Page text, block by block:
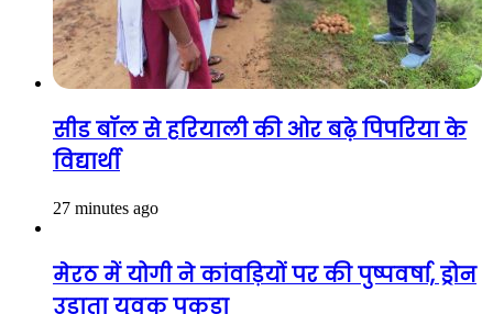
सीड बॉल से हरियाली की ओर बढ़े पिपरिया के
विद्यार्थी
27 minutes ago
मेरठ में योगी ने कांवड़ियों पर की पुष्पवर्षा, ड्रोन
उड़ाता युवक पकड़ा